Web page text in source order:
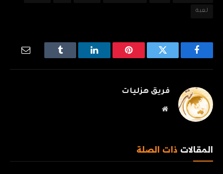
لعبة
فيسبوك تويتر بينتيريستلينكدإن Tumblr
فريق هزليات
موقع
المقالات ذات الصلة